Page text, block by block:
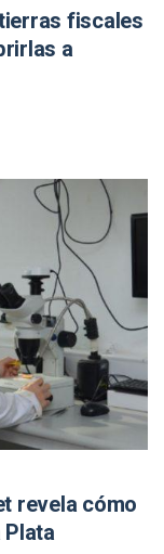
fiscales
a
revela cómo